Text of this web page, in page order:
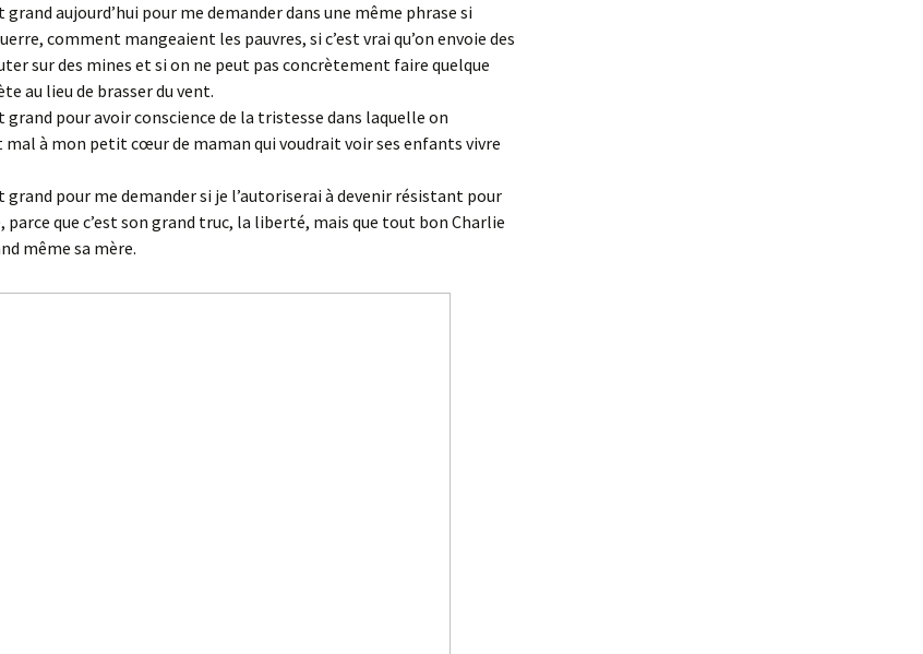
aujourd’hui pour me demander dans une même phrase si
comment mangeaient les pauvres, si c’est vrai qu’on envoie des
sur des mines et si on ne peut pas concrètement faire quelque
au lieu de brasser du vent.
pour avoir conscience de la tristesse dans laquelle on
mal à mon petit cœur de maman qui voudrait voir ses enfants vivre
pour me demander si je l’autoriserai à devenir résistant pour
que c’est son grand truc, la liberté, mais que tout bon Charlie
même sa mère.